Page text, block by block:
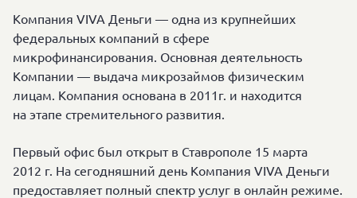
Компания VIVA Деньги — одна из крупнейших
федеральных компаний в сфере
микрофинансирования. Основная деятельность
Компании — выдача микрозаймов физическим
лицам. Компания основана в 2011г. и находится
на этапе стремительного развития.
Первый офис был открыт в Ставрополе 15 марта
2012 г. На сегодняшний день Компания VIVA Деньги
предоставляет полный спектр услуг в онлайн режиме.